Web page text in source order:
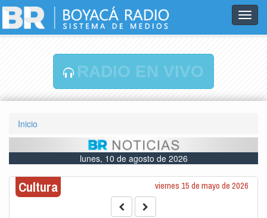
RADIO EN VIVO
Inicio
lunes, 10 de agosto de 2026
Cultura viernes 15 de mayo de 2026